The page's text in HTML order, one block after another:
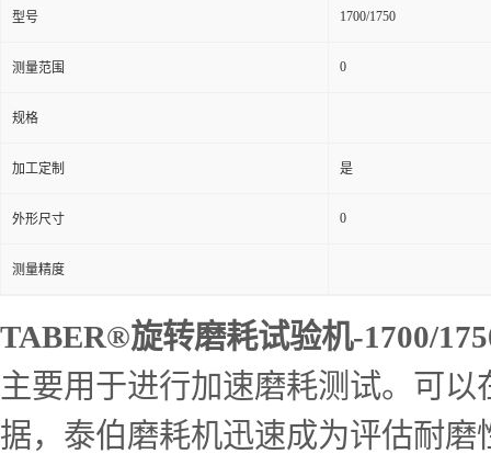
型号 1700/1750
测量范围 0
规格
加工定制 是
外形尺寸 0
测量精度
TABER®旋转磨耗试验机-1700/
主要用于进行加速磨耗测试。可
据，泰伯磨耗机迅速成为评估耐磨